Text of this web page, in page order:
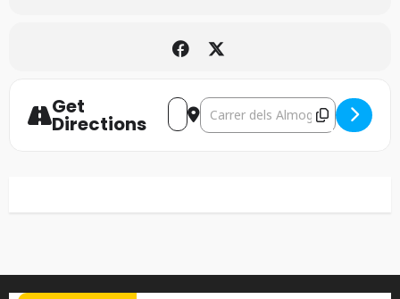
Get
Directions
Address - Epica+Amaranthe
Destination Address -